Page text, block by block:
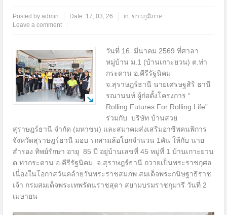
Posted byadmin Date: 17, 03, 26 in:ข่าวภูมิภาค
Leave a comment
วันที่ 16 มีนาคม 2569 ที่ศาลา
หมู่บ้าน ม.1 (บ้านเกาะยวน) ต.ท่า
กระดาน อ.คีรีรัฐนิคม
จ.สุราษฎร์ธานี นายเศรษฐสิริ ธานี
รณานนท์ ผู้ก่อตั้งโครงการ “
Rolling Futures For Rolling Life”
ร่วมกับ บริษัท บ้านสวย
สุราษฎร์ธานี จำกัด (มหาชน) และสมาคมส่งเสริมอาชีพคนพิการ
จังหวัดสุราษฎร์ธานี มอบ รถสามล้อโยกจำนวน 1คัน ให้กับ นาย
สำรอง ทิพย์รักษา อายุ 85 ปี อยู่บ้านเลขที่ 45 หมู่ที่ 1 บ้านเกาะยวน
ต.ท่ากระดาน อ.คีรีรัฐนิคม จ.สุราษฎร์ธานี ถวายเป็นพระราชกุศล
เนื่องในโอกาสวันคล้ายวันพระราชสมภพ สมเด็จพระกนิษฐาธิราช
เจ้า กรมสมเด็จพระเทพรัตนราชสุดา สยามบรมราชกุมารี วันที่ 2
เมษายน